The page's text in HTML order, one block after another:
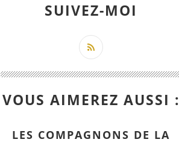
SUIVEZ-MOI
VOUS AIMEREZ AUSSI :
LES COMPAGNONS DE LA